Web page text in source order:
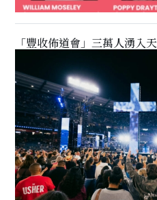
「豐收佈道會」三萬人湧入